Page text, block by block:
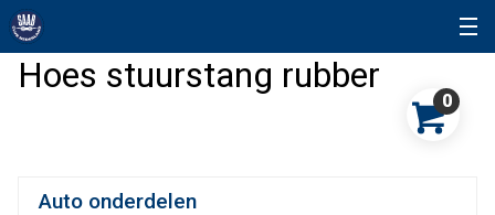
Hoes stuurstang rubber
0
Auto onderdelen